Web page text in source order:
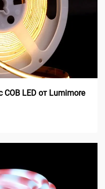
LED от Lumimore